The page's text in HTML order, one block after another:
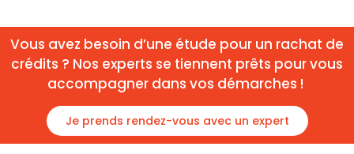
Vous avez besoin d’une étude pour un rachat de
crédits ? Nos experts se tiennent prêts pour vous
accompagner dans vos démarches !
Je prends rendez-vous avec un expert